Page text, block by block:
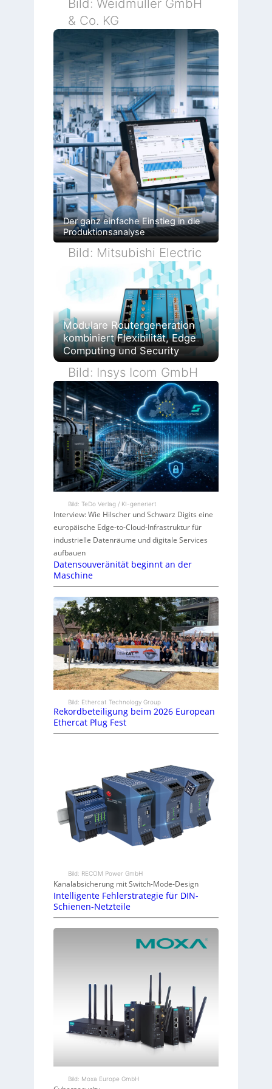
Bild: Weidmüller GmbH
& Co. KG
Der ganz einfache Einstieg in die
Produktionsanalyse
Bild: Mitsubishi Electric
Modulare Routergeneration
kombiniert Flexibilität, Edge
Computing und Security
Bild: Insys Icom GmbH
Bild: TeDo Verlag / KI-generiert
Interview: Wie Hilscher und Schwarz Digits eine
europäische Edge-to-Cloud-Infrastruktur für
industrielle Datenräume und digitale Services
aufbauen
Datensouveränität beginnt an der
Maschine
Bild: Ethercat Technology Group
Rekordbeteiligung beim 2026 European
Ethercat Plug Fest
Bild: RECOM Power GmbH
Kanalabsicherung mit Switch-Mode-Design
Intelligente Fehlerstrategie für DIN-
Schienen-Netzteile
Bild: Moxa Europe GmbH